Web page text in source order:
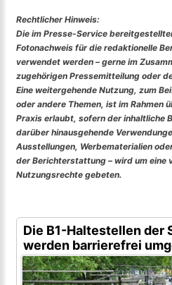
Rechtlicher Hinweis:
Die im Presse-Service
Fotonachweis für die redaktionelle
verwendet werden – gerne im
zugehörigen Pressemitteilung oder
Eine weitergehende Nutzung, zum
oder andere Themen, ist im Rahmen
Praxis erlaubt, sofern der inhaltliche
darüber hinausgehende
Ausstellungen, Werbematerialien
der Berichterstattung – wird um eine
Nutzungsrechte gebeten.
Die B1-Haltestellen der
werden barrierefrei